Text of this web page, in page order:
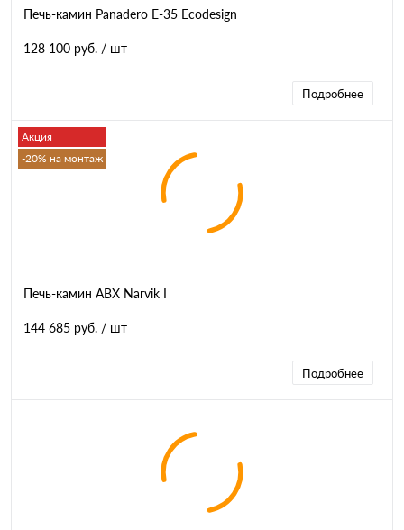
Печь-камин Panadero E-35 Ecodesign
128 100 руб. / шт
Подробнее
Акция
-20% на монтаж
Печь-камин ABX Narvik I
144 685 руб. / шт
Подробнее